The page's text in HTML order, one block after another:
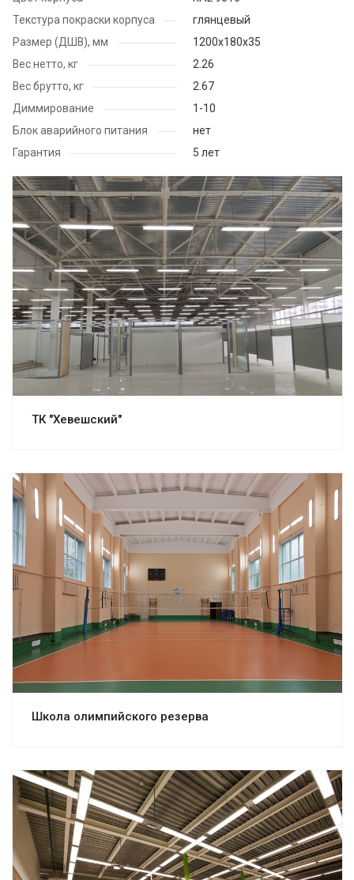
Текстура покраски корпуса
глянцевый
Размер (ДШВ), мм
1200х180х35
Вес нетто, кг
2.26
Вес брутто, кг
2.67
Диммирование
1-10
Блок аварийного питания
нет
Гарантия
5 лет
Смотреть проект
ТК "Хевешский"
Смотреть проект
Школа олимпийского резерва